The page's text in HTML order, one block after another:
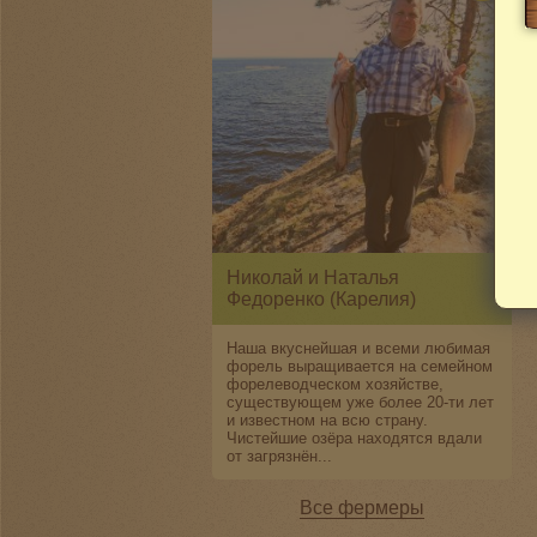
Николай и Наталья
Федоренко (Карелия)
Наша вкуснейшая и всеми любимая
форель выращивается на семейном
форелеводческом хозяйстве,
существующем уже более 20-ти лет
и известном на всю страну.
Чистейшие озёра находятся вдали
от загрязнён...
Все фермеры